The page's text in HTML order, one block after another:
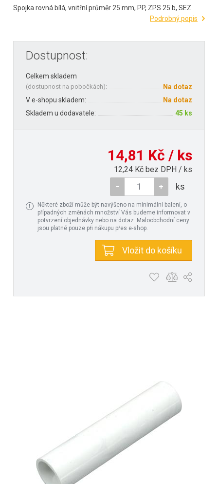
Spojka rovná bílá, vnitřní průměr 25 mm, PP, ZPS 25 b, SEZ
Podrobný popis
Dostupnost:
Celkem skladem
(dostupnost na pobočkách):
Na dotaz
V e-shopu skladem:
Na dotaz
Skladem u dodavatele:
45 ks
14,81 Kč / ks
12,24 Kč bez DPH / ks
ks
Některé zboží může být navýšeno na minimální balení, o
případných změnách množství Vás budeme informovat v
potvrzení objednávky nebo na dotaz. Maloobchodní ceny
jsou platné pouze při nákupu přes e-shop.
Vložit do košíku